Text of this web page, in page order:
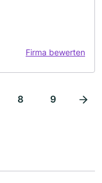
Firma bewerten
8 9